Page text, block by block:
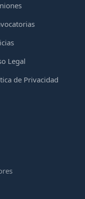
Legal
de Privacidad